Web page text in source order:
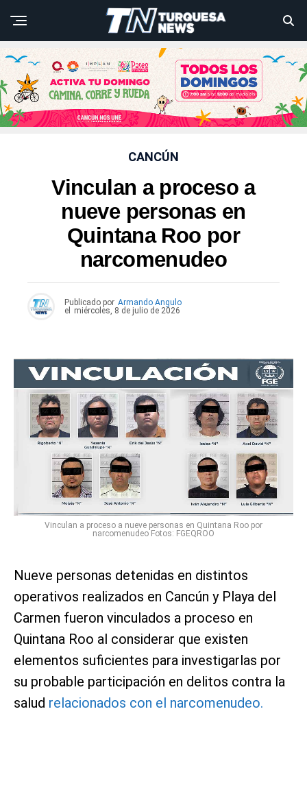
CANCÚN
Vinculan a proceso a
nueve personas en
Quintana Roo por
narcomenudeo
Publicado por Armando Angulo
el
miércoles, 8 de julio de 2026
Vinculan a proceso a nueve personas en Quintana Roo por
narcomenudeo Fotos: FGEQROO
Nueve personas detenidas en distintos
operativos realizados en Cancún y Playa del
Carmen fueron vinculados a proceso en
Quintana Roo al considerar que existen
elementos suficientes para investigarlas por
su probable participación en delitos contra la
salud relacionados con el narcomenudeo.